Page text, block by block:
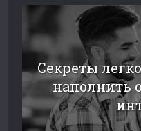
Секреты
наполнить